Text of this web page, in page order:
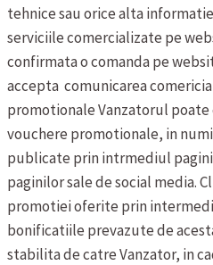
tehnice sau orice alta
serviciile comercializate pe
confirmata o comanda pe
accepta comunicarea
promotionaleVanzatorul
vouchere promotionale, in
publicate prin intrmediul
paginilor sale de social media.
promotiei oferite prin
bonificatiile prevazute de
stabilita de catre Vanzator, in